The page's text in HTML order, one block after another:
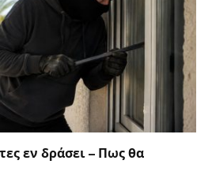
εν δράσει – Πως θα